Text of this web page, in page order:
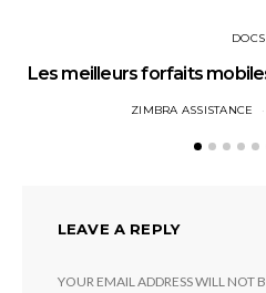
DOCS
Les meilleurs forfaits
ZIMBRA ASSISTANCE
LEAVE A REPLY
YOUR EMAIL ADDRESS WILL NOT